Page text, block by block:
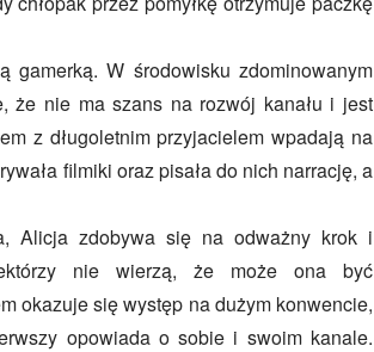
gamerką. W środowisku zdominowanym
że nie ma szans na rozwój kanału i jest
z długoletnim przyjacielem wpadają na
filmiki oraz pisała do nich narrację, a
Alicja zdobywa się na odważny krok i
nie wierzą, że może ona być
okazuje się występ na dużym konwencie,
opowiada o sobie i swoim kanale.